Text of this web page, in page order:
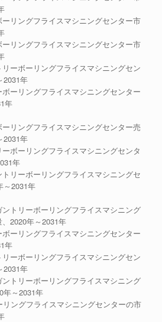
リングフライスマシニングセンター市
リングフライスマシニングセンター市
ーボーリングフライスマシニングセン
2031年
ーリングフライスマシニングセンター
年
リングフライスマシニングセンター売
2031年
ーリングフライスマシニングセンタ
年
リーボーリングフライスマシニングセ
～2031年
トリーボーリングフライスマシニング
2020年～2031年
ーリングフライスマシニングセンター
年
ーボーリングフライスマシニングセン
2031年
トリーボーリングフライスマシニング
年～2031年
ングフライスマシニングセンターの市